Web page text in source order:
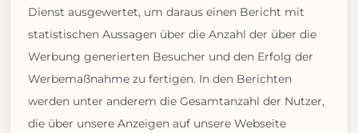
Dienst ausgewertet, um daraus einen Bericht mit
statistischen Aussagen über die Anzahl der über die
Werbung generierten Besucher und den Erfolg der
Werbemaßnahme zu fertigen. In den Berichten
werden unter anderem die Gesamtanzahl der Nutzer,
die über unsere Anzeigen auf unsere Webseite